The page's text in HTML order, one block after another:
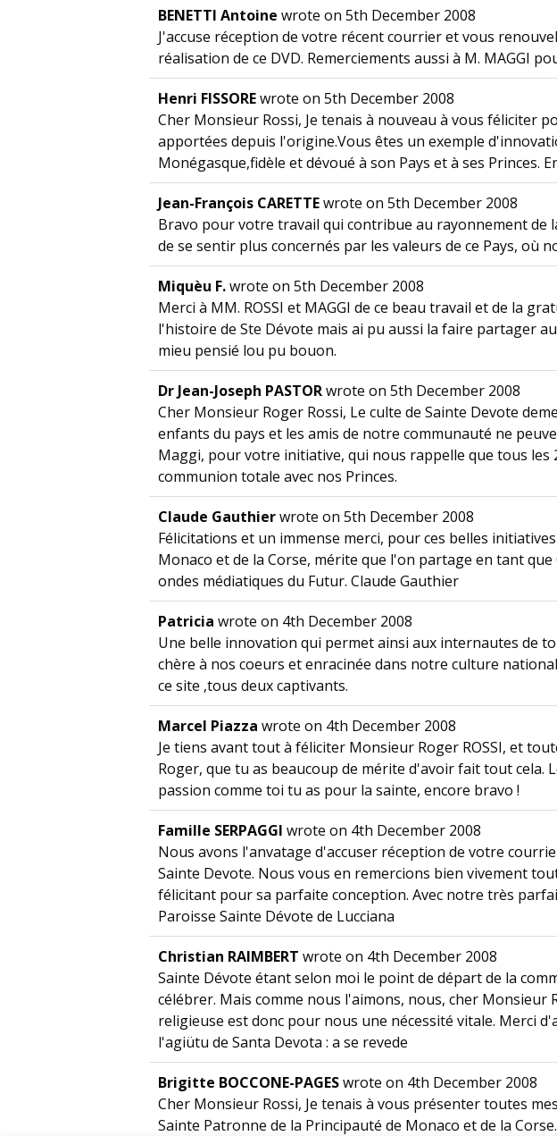
BENETTI Antoine wrote on 5th December 2008
J'accuse réception de votre récent courrier et vous
réalisation de ce DVD. Remerciements aussi à M. MAGGI
Henri FISSOREwrote on 5th December 2008
Cher Monsieur Rossi, Je tenais à nouveau à vous féliciter
apportées depuis l'origine.Vous êtes un exemple
Monégasque,fidèle et dévoué à son Pays et à ses Princes.
Jean-François CARETTEwrote on 5th December 2008
Bravo pour votre travail qui contribue au rayonnement de
de se sentir plus concernés par les valeurs de ce Pays, où
Miquèu F.wrote on 5th December 2008
Merci à MM. ROSSI et MAGGI de ce beau travail et de la
l'histoire de Ste Dévote mais ai pu aussi la faire partager
mieu pensié lou pu bouon.
Dr Jean-Joseph PASTORwrote on 5th December 2008
Cher Monsieur Roger Rossi, Le culte de Sainte Devote
enfants du pays et les amis de notre communauté ne
Maggi, pour votre initiative, qui nous rappelle que tous
communion totale avec nos Princes.
Claude Gauthierwrote on 5th December 2008
Félicitations et un immense merci, pour ces belles
Monaco et de la Corse, mérite que l'on partage en tant
ondes médiatiques du Futur. Claude Gauthier
Patricia wrote on 4th December 2008
Une belle innovation qui permet ainsi aux internautes de
chère à nos coeurs et enracinée dans notre culture
ce site ,tous deux captivants.
Marcel Piazza wrote on 4th December 2008
Je tiens avant tout à féliciter Monsieur Roger ROSSI, et
Roger, que tu as beaucoup de mérite d'avoir fait tout
passion comme toi tu as pour la sainte, encore bravo !
Famille SERPAGGI wrote on 4th December 2008
Nous avons l'anvatage d'accuser réception de votre
Sainte Devote. Nous vous en remercions bien vivement
félicitant pour sa parfaite conception. Avec notre très
Paroisse Sainte Dévote de Lucciana
Christian RAIMBERT wrote on 4th December 2008
Sainte Dévote étant selon moi le point de départ de la
célébrer. Mais comme nous l'aimons, nous, cher
religieuse est donc pour nous une nécessité vitale. Merci
l'agiütu de Santa Devota : a se revede
Brigitte BOCCONE-PAGESwrote on 4th December 2008
Cher Monsieur Rossi, Je tenais à vous présenter toutes
Sainte Patronne de la Principauté de Monaco et de la